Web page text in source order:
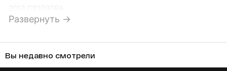
2013 CB1000R
2012 CBF1000FA
Развернуть →
Вы недавно смотрели